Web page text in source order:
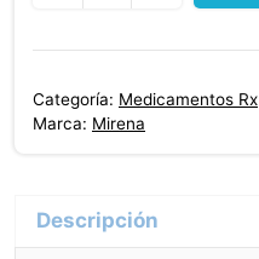
52
mg
Categoría: Medicamentos Rx
Marca: Mirena
Descripción